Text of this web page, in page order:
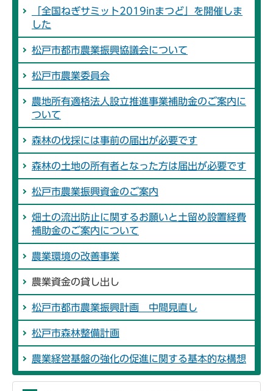
「全国ねぎサミット2019inまつど」を開催しま
した
松戸市都市農業振興協議会について
松戸市農業委員会
農地所有適格法人設立推進事業補助金のご案内に
ついて
森林の伐採には事前の届出が必要です
森林の土地の所有者となった方は届出が必要です
松戸市農業振興資金のご案内
畑土の流出防止に関するお願いと土留め設置経費
補助金のご案内について
農業環境の改善事業
農業資金の貸し出し
松戸市都市農業振興計画 中間見直し
松戸市森林整備計画
農業経営基盤の強化の促進に関する基本的な構想